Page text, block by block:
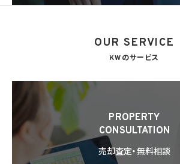
OUR SERVICE
KWのサービス
PROPERTY
CONSULTATION
売却査定・無料相談